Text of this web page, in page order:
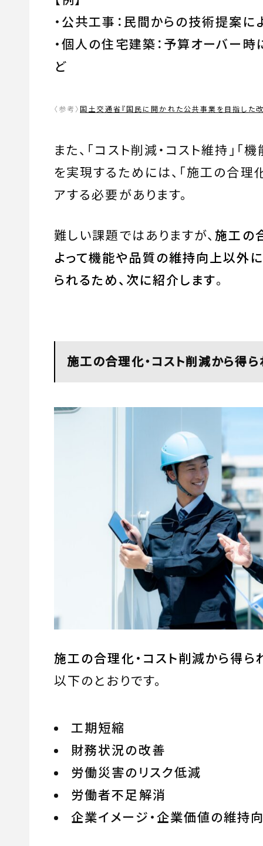
・公共工事：民間からの技術提案に
・個人の住宅建築：予算オーバー
ど
〈参考〉 国土交通省『国民に開かれた公共事業を目指した
また、「コスト削減・コスト維持」「
を実現するためには、「施工の合理
アする必要があります。
難しい課題ではありますが、施工の
よって機能や品質の維持向上以外に
られるため、次に紹介します。
施工の合理化・コスト削減から得ら
施工の合理化・コスト削減から得ら
以下のとおりです。
工期短縮
財務状況の改善
労働災害のリスク低減
労働者不足解消
企業イメージ・企業価値の維持